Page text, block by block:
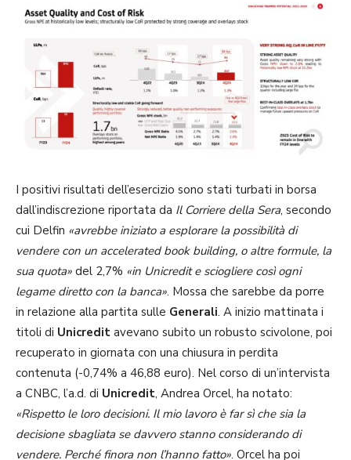
I positivi risultati dell’esercizio sono stati turbati in borsa
dall’indiscrezione riportata da Il Corriere della Sera, secondo
cui Delfin «avrebbe iniziato a esplorare la possibilità di
vendere con un accelerated book building, o altre formule, la
sua quota» del 2,7% «in Unicredit e sciogliere così ogni
legame diretto con la banca». Mossa che sarebbe da porre
in relazione alla partita sulle Generali. A inizio mattinata i
titoli di Unicredit avevano subito un robusto scivolone, poi
recuperato in giornata con una chiusura in perdita
contenuta (-0,74% a 46,88 euro). Nel corso di un’intervista
a CNBC, l’a.d. di Unicredit, Andrea Orcel, ha notato:
«Rispetto le loro decisioni. Il mio lavoro è far sì che sia la
decisione sbagliata se davvero stanno considerando di
vendere. Perché finora non l’hanno fatto». Orcel ha poi